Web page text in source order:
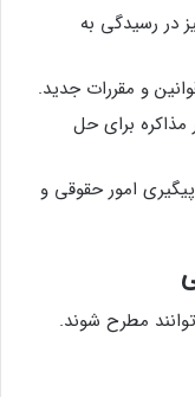
در رسیدگی به
و مقررات جدید.
مذاکره برای حل
امور حقوقی و
مطرح شوند.